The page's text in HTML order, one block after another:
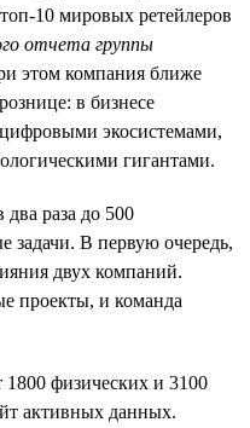
10 мировых ретейлеров
отчета группы
этом компания ближе
в бизнесе
экосистемами,
гигантами.
раза до 500
задачи. В первую очередь,
двух компаний.
проекты, и команда
физических и 3100
активных данных.